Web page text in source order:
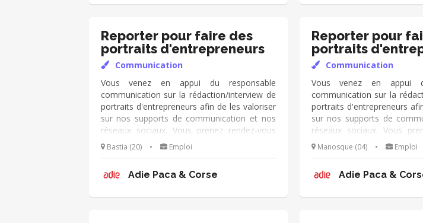
échange principal de 1h30 : Restituez votre
d’amélioration. * Ce que vous apporterez :
Votre regard neuf, votre expérience et votre
créativité pour aider ADIFLOR à mieux
communiquer. Ensemble, faisons rayonner
ADIFLOR.
pour lequel des personnes
témoigner. Il nous
compétences pour la
sons, voire pour le
signe !
Reporter pour faire des
portraits d'entrepreneurs
Communication
Vous venez en appui du responsable
communication sur la rédaction/interview de
portraits d'entrepreneurs afin de les valoriser
sur nos supports de communication et nos
réseaux sociaux. Vous prenez rendez-vous
avec des clients, les interviewez, prenez des
photos, rédigez des portraits. Mission qui
quelques heures par mois)
Bastia (20) • Emploi
Adie Paca & Corse
Reporter pour
portraits
Communication
Vous venez en appui
communication sur la
portraits d'entrepreneurs
sur nos supports de
réseaux sociaux. Vous
avec des clients, les
photos, rédigez des
quelques heures par mois)
Manosque (04) • Emploi
Adie Paca &